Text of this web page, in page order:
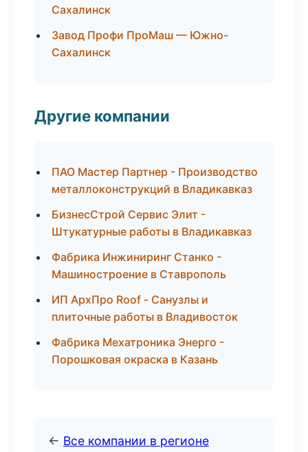
Сахалинск
Завод Профи ПроМаш — Южно-
Сахалинск
Другие компании
ПАО Мастер Партнер - Производство
металлоконструкций в Владикавказ
БизнесСтрой Сервис Элит -
Штукатурные работы в Владикавказ
Фабрика Инжиниринг Станко -
Машиностроение в Ставрополь
ИП АрхПро Roof - Санузлы и
плиточные работы в Владивосток
Фабрика Мехатроника Энерго -
Порошковая окраска в Казань
← Все компании в регионе